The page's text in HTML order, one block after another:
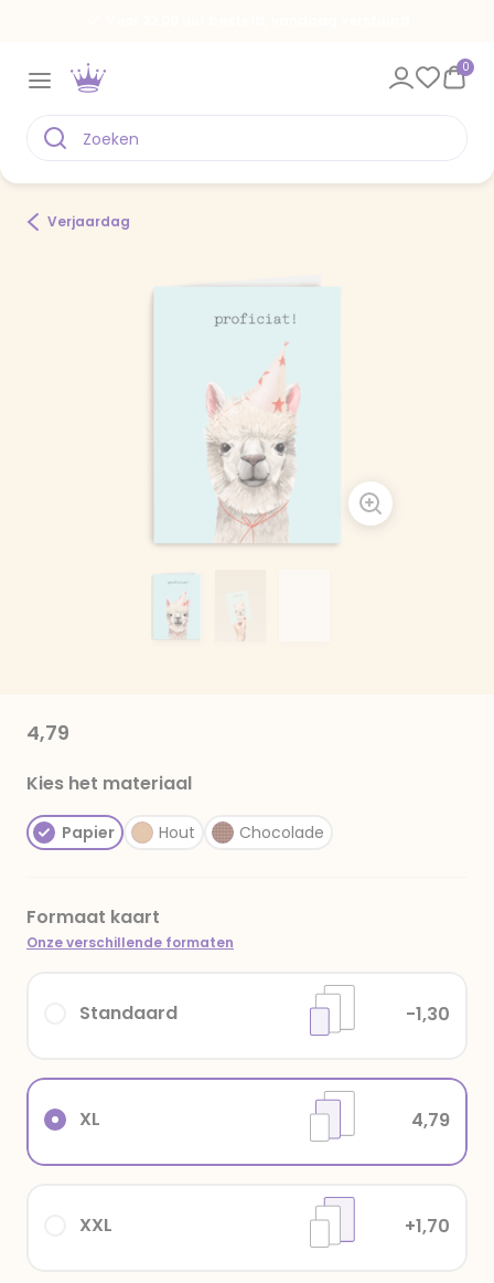
0
Verjaardag
4,79
Kies het materiaal
Papier Hout Chocolade
Formaat kaart
Onze verschillende formaten
XXL +1,70
XL 4,79
Standaard -1,30